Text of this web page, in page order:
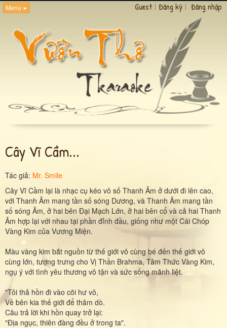
Menu Guest | Đăng ký | Đăng nhập
Cây Vĩ Cầm...
Tác giả: Mr. Smile
Cây Vĩ Cầm lại là nhạc cụ kéo vô số Thanh Âm ở dưới đi lên cao,
với Thanh Âm mang tần số sóng Dương, và Thanh Âm mang tần
số sóng Âm, ở hai bên Đại Mạch Lớn, ở hai bên cổ và cả hai Thanh
Âm hợp lại với nhau tại phần đỉnh đầu, giống như một Cái Chóp
Vàng Kim của Vương Miện.
Màu vàng kim bắt nguồn từ thế giới vô cùng bé đến thế giới vô
cùng lớn, tượng trưng cho Vị Thần Brahma, Tâm Thức Vàng Kim,
ngụ ý với tình yêu thương vô tận và sức sống mãnh liệt.
"Tôi thả hồn đi vào cõi hư vô,
Về bên kia thế giới để thăm dò.
Câu trả lời khi hồn quay trở lại:
"Địa ngục, thiên đàng đều ở trong ta".